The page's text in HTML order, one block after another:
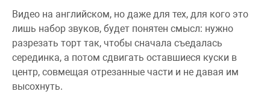
Видео на английском, но даже для тех, для кого это
лишь набор звуков, будет понятен смысл: нужно
разрезать торт так, чтобы сначала съедалась
серединка, а потом сдвигать оставшиеся куски в
центр, совмещая отрезанные части и не давая им
высохнуть.